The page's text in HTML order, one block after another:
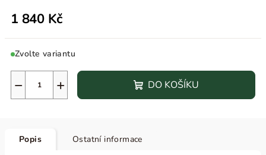
1 840 Kč
Zvolte variantu
+
− DO KOŠÍKU
Popis Ostatní informace